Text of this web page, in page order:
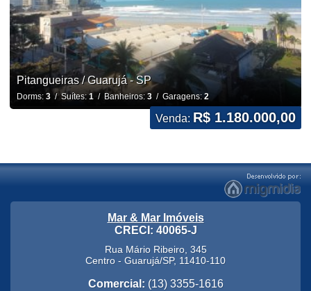
Pitangueiras / Guarujá - SP
Dorms: 3/ Suítes:1 / Banheiros: 3/ Garagens: 2
Venda: R$ 1.180.000,00
Mar & Mar Imóveis
CRECI: 40065-J
Rua Mário Ribeiro, 345
Centro - Guarujá/SP, 11410-110
Comercial: (13) 3355-1616